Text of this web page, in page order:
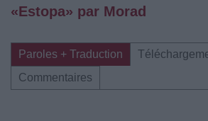
«Estopa» par Morad
Paroles + Traduction
Commentaires